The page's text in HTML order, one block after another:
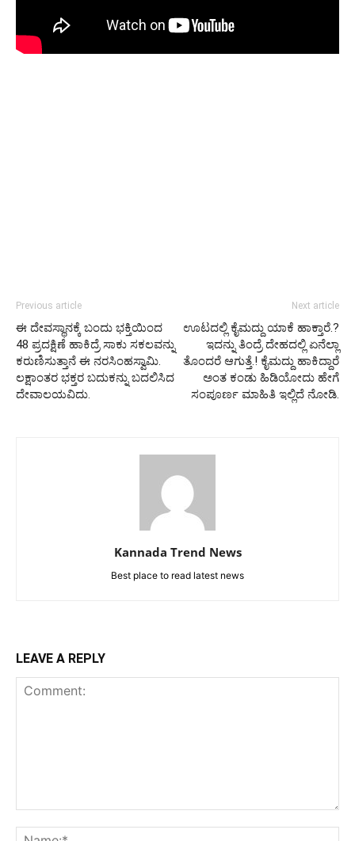
Previous article
ಈ ದೇವಸ್ಥಾನಕ್ಕೆ ಬಂದು ಭಕ್ತಿಯಿಂದ
48 ಪ್ರದಕ್ಷಿಣೆ ಹಾಕಿದ್ರೆ ಸಾಕು ಸಕಲವನ್ನು
ಕರುಣಿಸುತ್ತಾನೆ ಈ ನರಸಿಂಹಸ್ವಾಮಿ.
ಲಕ್ಷಾಂತರ ಭಕ್ತರ ಬದುಕನ್ನು ಬದಲಿಸಿದ
ದೇವಾಲಯವಿದು.
Next article
ಊಟದಲ್ಲಿ ಕೈಮದ್ದು ಯಾಕೆ ಹಾಕ್ತಾರೆ.?
ಇದನ್ನು ತಿಂದ್ರೆ ದೇಹದಲ್ಲಿ ಏನೆಲ್ಲಾ
ತೊಂದರೆ ಆಗುತ್ತೆ.! ಕೈಮದ್ದು ಹಾಕಿದ್ದಾರೆ
ಅಂತ ಕಂಡು ಹಿಡಿಯೋದು ಹೇಗೆ
ಸಂಪೂರ್ಣ ಮಾಹಿತಿ ಇಲ್ಲಿದೆ ನೋಡಿ.
Kannada Trend News
Best place to read latest news
LEAVE A REPLY